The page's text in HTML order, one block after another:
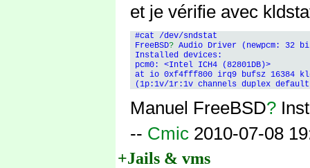
et je vérifie avec
#cat /dev/sndstat
FreeBSD? Audio Driver (newpcm: 32
Installed devices:
pcm0: <Intel ICH4 (82801DB)>
at io 0xf4fff800 irq9 bufsz 16384
Manuel FreeBSD?
-- Cmic 2010-07-08
+Jails & vms